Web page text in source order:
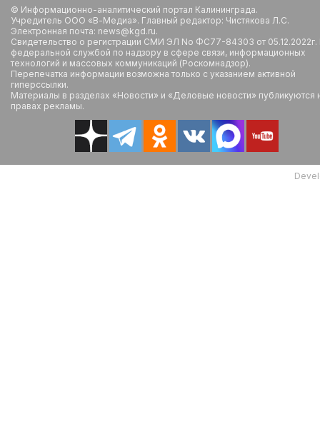
© Информационно-аналитический портал Калининграда.
Учредитель ООО «В-Медиа». Главный редактор: Чистякова Л.С.
Электронная почта: news@kgd.ru.
Свидетельство о регистрации СМИ ЭЛ No ФС77-84303 от
федеральной службой по надзору в сфере связи, информационных
технологий и массовых коммуникаций (Роскомнадзор).
Перепечатка информации возможна только с указанием активной
гиперссылки.
Материалы в разделах «Новости» и «Деловые новости» публикуются
правах рекламы.